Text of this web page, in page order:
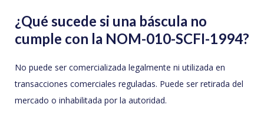
¿Qué sucede si una báscula no
cumple con la NOM-010-SCFI-1994?
No puede ser comercializada legalmente ni utilizada en
transacciones comerciales reguladas. Puede ser retirada del
mercado o inhabilitada por la autoridad.